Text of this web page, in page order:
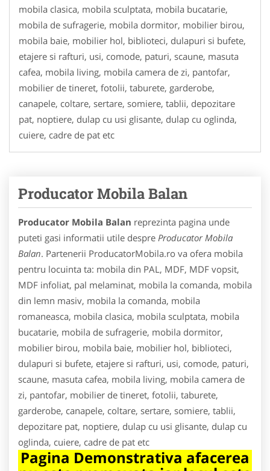
mobila clasica, mobila sculptata, mobila bucatarie,
mobila de sufragerie, mobila dormitor, mobilier birou,
mobila baie, mobilier hol, biblioteci, dulapuri si bufete,
etajere si rafturi, usi, comode, paturi, scaune, masuta
cafea, mobila living, mobila camera de zi, pantofar,
mobilier de tineret, fotolii, taburete, garderobe,
canapele, coltare, sertare, somiere, tablii, depozitare
pat, noptiere, dulap cu usi glisante, dulap cu oglinda,
cuiere, cadre de pat etc
Producator Mobila Balan
Producator Mobila Balan reprezinta pagina unde
puteti gasi informatii utile despre Producator Mobila
Balan. Partenerii ProducatorMobila.ro va ofera mobila
pentru locuinta ta: mobila din PAL, MDF, MDF vopsit,
MDF infoliat, pal melaminat, mobila la comanda, mobila
din lemn masiv, mobila la comanda, mobila
romaneasca, mobila clasica, mobila sculptata, mobila
bucatarie, mobila de sufragerie, mobila dormitor,
mobilier birou, mobila baie, mobilier hol, biblioteci,
dulapuri si bufete, etajere si rafturi, usi, comode, paturi,
scaune, masuta cafea, mobila living, mobila camera de
zi, pantofar, mobilier de tineret, fotolii, taburete,
garderobe, canapele, coltare, sertare, somiere, tablii,
depozitare pat, noptiere, dulap cu usi glisante, dulap cu
oglinda, cuiere, cadre de pat etc
Pagina Demonstrativa afacerea